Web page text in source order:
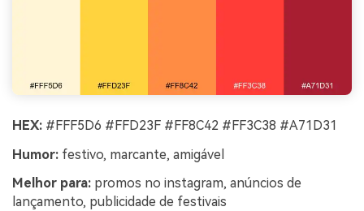
HEX: #FFF5D6 #FFD23F #FF8C42 #FF3C38 #A71D31
Humor: festivo, marcante, amigável
Melhor para: promos no instagram, anúncios de
lançamento, publicidade de festivais